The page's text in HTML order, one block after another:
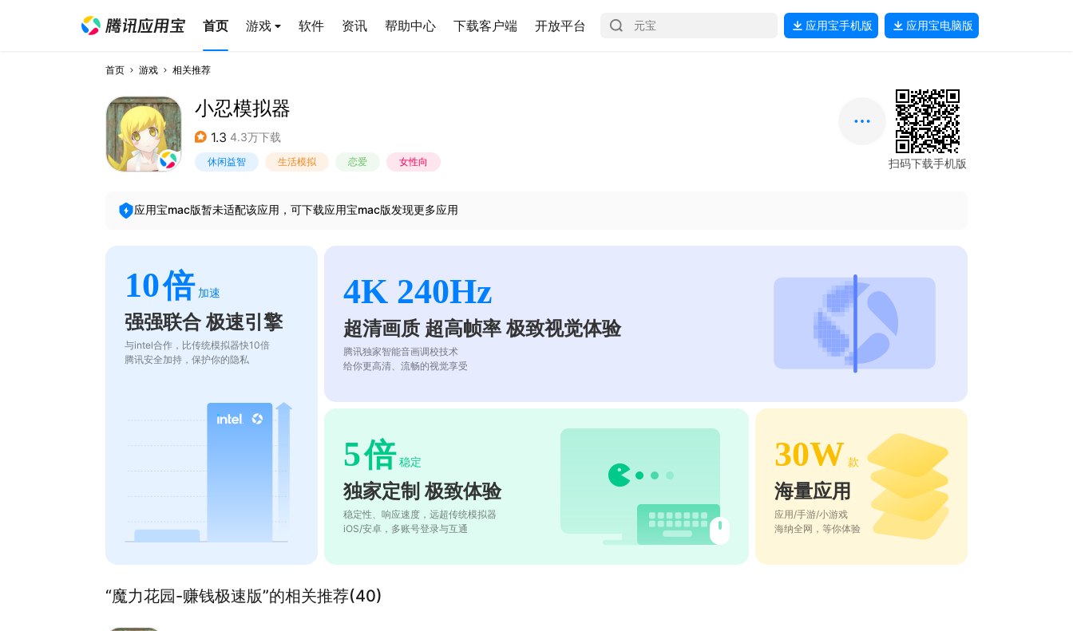
首页 游戏 软件 资讯 帮助中心 下载客户端 开放平台 应用宝手机版 应用宝电脑版
首页 游戏 相关推荐
小忍模拟器
1.3 4.3万下载
休闲益智 生活模拟 恋爱 女性向 扫码下载手机版
应用宝mac版暂未适配该应用，可下载应用宝mac版发现更多应用
10倍 加速
强强联合 极速引擎
与intel合作，比传统模拟器快10倍
腾讯安全加持，保护你的隐私
4K 240Hz
超清画质 超高帧率 极致视觉体验
腾讯独家智能音画调校技术
给你更高清、流畅的视觉享受
5倍 稳定
独家定制 极致体验
稳定性、响应速度，远超传统模拟器
iOS/安卓，多账号登录与互通
30W 款
海量应用
应用/手游/小游戏
海纳全网，等你体验
“魔力花园-赚钱极速版”的相关推荐(40)